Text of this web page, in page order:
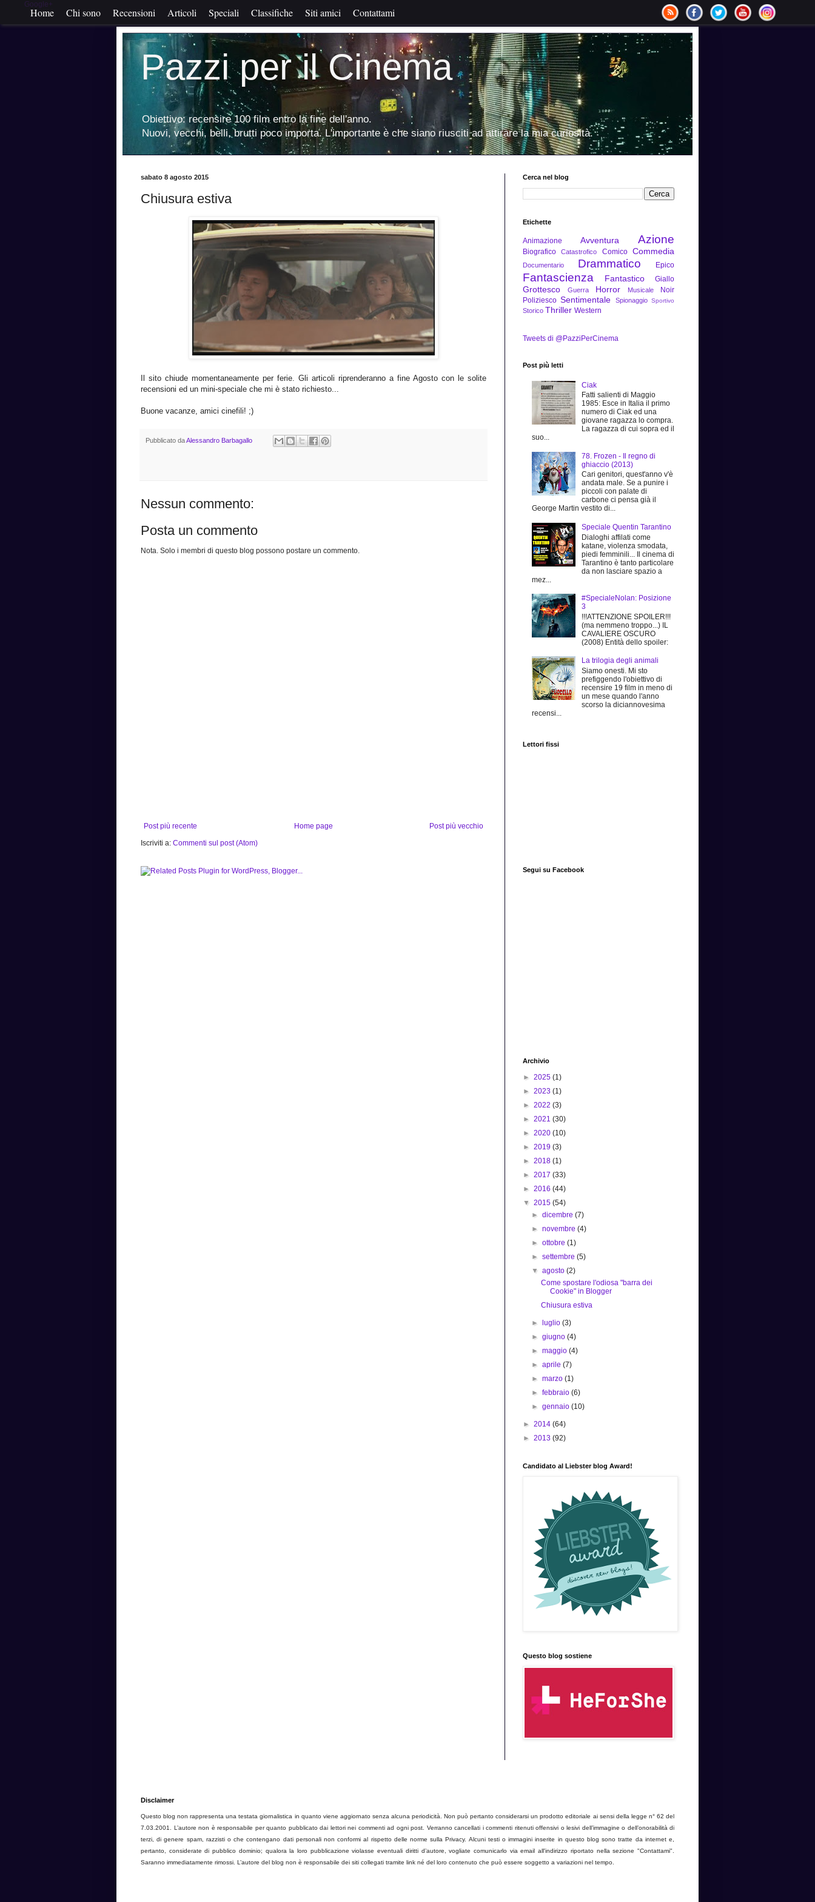
Google+
Home Chi sono Recensioni Articoli Speciali Classifiche Siti amici Contattami
Pazzi per il Cinema
Obiettivo: recensire 100 film entro la fine dell'anno.
Nuovi, vecchi, belli, brutti poco importa. L'importante è che siano riusciti ad attirare la mia curiosità.
sabato 8 agosto 2015
Chiusura estiva
Il sito chiude momentaneamente per ferie. Gli articoli riprenderanno a fine Agosto con le solite
recensioni ed un mini-speciale che mi è stato richiesto...
Buone vacanze, amici cinefili! ;)
Pubblicato daAlessandro Barbagallo
Nessun commento:
Posta un commento
Nota. Solo i membri di questo blog possono postare un commento.
Post più recente Post più vecchio
Home page
Iscriviti a: Commenti sul post (Atom)
Cerca nel blog
Etichette
Animazione Avventura Azione
Biografico Catastrofico Comico Commedia
Documentario Drammatico Epico
Fantascienza Fantastico Giallo
Grottesco Guerra Horror Musicale
Noir
Poliziesco Sentimentale Spionaggio Sportivo
Storico Thriller Western
Tweets di @PazziPerCinema
Post più letti
Ciak
Fatti salienti di Maggio
1985: Esce in Italia il primo
numero di Ciak ed una
giovane ragazza lo compra.
La ragazza di cui sopra ed il
suo...
78. Frozen - Il regno di
ghiaccio (2013)
Cari genitori, quest'anno v'è
andata male. Se a punire i
piccoli con palate di
carbone ci pensa già il
George Martin vestito di...
Speciale Quentin Tarantino
Dialoghi affilati come
katane, violenza smodata,
piedi femminili... Il cinema di
Tarantino è tanto particolare
da non lasciare spazio a
mez...
#SpecialeNolan: Posizione
3
!!!ATTENZIONE SPOILER!!!
(ma nemmeno troppo...) IL
CAVALIERE OSCURO
(2008) Entità dello spoiler:
La trilogia degli animali
Siamo onesti. Mi sto
prefiggendo l'obiettivo di
recensire 19 film in meno di
un mese quando l'anno
scorso la diciannovesima
recensi...
Lettori fissi
Segui su Facebook
Archivio
► 2025 (1)
► 2023 (1)
► 2022 (3)
► 2021 (30)
► 2020 (10)
► 2019 (3)
► 2018 (1)
► 2017 (33)
► 2016 (44)
▼ 2015 (54)
►dicembre(7)
►novembre(4)
►ottobre(1)
►settembre(5)
▼agosto(2)
Come spostare l'odiosa "barra dei
Cookie" in Blogger
Chiusura estiva
► luglio(3)
►giugno(4)
►maggio(4)
►aprile(7)
►marzo(1)
►febbraio(6)
►gennaio(10)
► 2014 (64)
► 2013 (92)
Candidato al Liebster blog Award!
Questo blog sostiene
Disclaimer
Questo blog non rappresenta una testata giornalistica in quanto viene aggiornato senza alcuna periodicità. Non può pertanto considerarsi un prodotto editoriale ai sensi della legge n° 62 del
7.03.2001. L’autore non è responsabile per quanto pubblicato dai lettori nei commenti ad ogni post. Verranno cancellati i commenti ritenuti offensivi o lesivi dell’immagine o dell’onorabilità di
terzi, di genere spam, razzisti o che contengano dati personali non conformi al rispetto delle norme sulla Privacy. Alcuni testi o immagini inserite in questo blog sono tratte da internet e,
pertanto, considerate di pubblico dominio; qualora la loro pubblicazione violasse eventuali diritti d’autore, vogliate comunicarlo via email all'indirizzo riportato nella sezione "Contattami".
Saranno immediatamente rimossi. L’autore del blog non è responsabile dei siti collegati tramite link né del loro contenuto che può essere soggetto a variazioni nel tempo.